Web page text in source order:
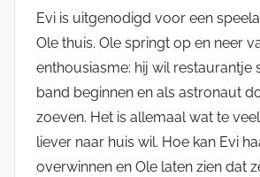
Evi is uitgenodigd voor een
Ole thuis. Ole springt op en neer
enthousiasme: hij wil restaurantje
band beginnen en als astronaut
zoeven. Het is allemaal wat te
liever naar huis wil. Hoe kan Evi
overwinnen en Ole laten zien dat